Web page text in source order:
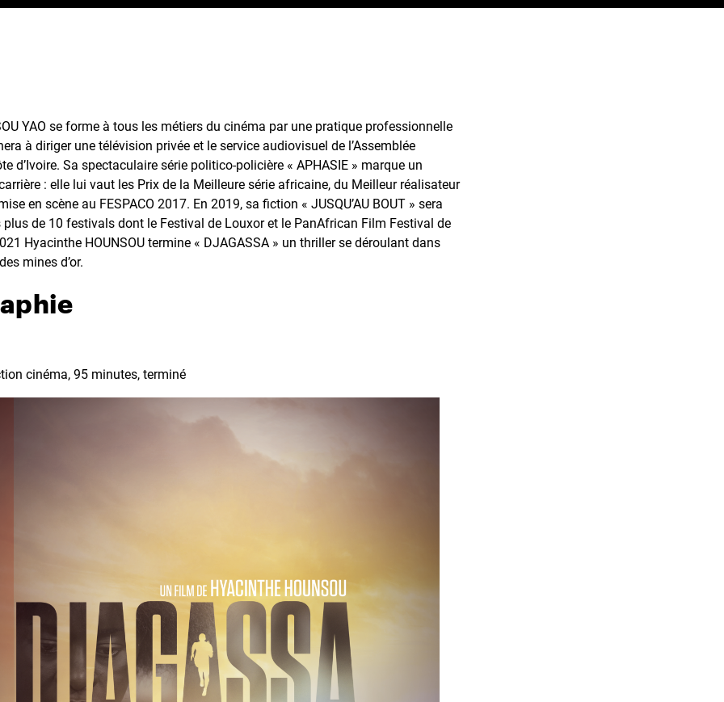
YAO se forme à tous les métiers du cinéma par une pratique professionnelle
à diriger une télévision privée et le service audiovisuel de l’Assemblée
d’Ivoire. Sa spectaculaire série politico-policière « APHASIE » marque un
: elle lui vaut les Prix de la Meilleure série africaine, du Meilleur réalisateur
en scène au FESPACO 2017. En 2019, sa fiction « JUSQU’AU BOUT » sera
de 10 festivals dont le Festival de Louxor et le PanAfrican Film Festival de
Hyacinthe HOUNSOU termine « DJAGASSA » un thriller se déroulant dans
mines d’or.
cinéma, 95 minutes, terminé